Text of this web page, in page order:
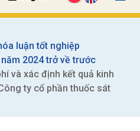
luận tốt nghiệp
2024 trở về trước
và xác định kết quả kinh
ty cổ phần thuốc sát